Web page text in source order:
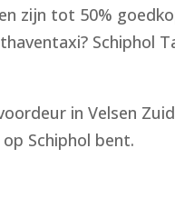
zijn tot 50%
Schiphol
in Velsen
Schiphol bent.